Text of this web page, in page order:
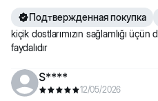
Подтвержденная покупка
kiçik dostlarımızın sağlamlığı
faydalıdır
S****
12/05/2026